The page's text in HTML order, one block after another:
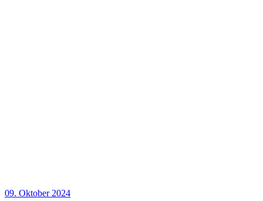
09. Oktober 2024